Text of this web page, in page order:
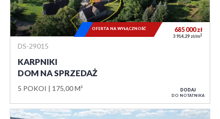
DS-29015
KARPNIKI
DOM NA SPRZEDAŻ
5 POKOI 175,00 M²
685 000zł
3 914,29 zł/m2
OFERTA NA WYŁĄCZNOŚĆ
DODAJ
DO NOTATNIKA